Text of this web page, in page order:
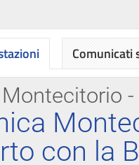
con la
Comunicati